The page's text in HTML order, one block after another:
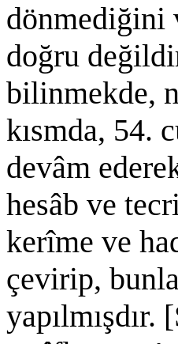
dönmediğini
doğru
bilinmekde,
kısmda, 54.
devâm
hesâb ve
kerîme ve
çevirip,